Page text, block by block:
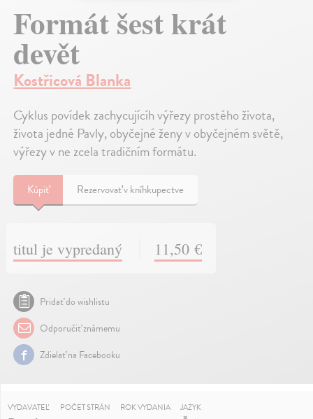
Formát šest krát
devět
Kostřicová Blanka
Cyklus povídek zachycujícíh výřezy prostého života,
života jedné Pavly, obyčejné ženy v obyčejném světě,
výřezy v ne zcela tradičním formátu.
Kúpiť Rezervovať v kníhkupectve
titul je vypredaný 11,50 €
Pridať do wishlistu
Odporučiť známemu
Zdielať na Facebooku
VYDAVATEĽ POČET STRÁN ROK VYDANIA JAZYK